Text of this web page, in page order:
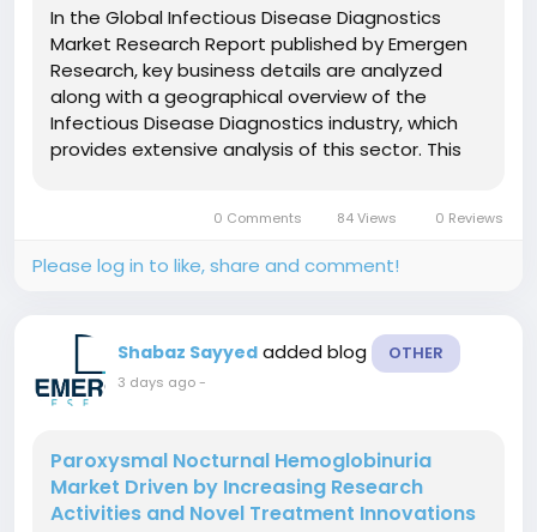
In the Global Infectious Disease Diagnostics
Market Research Report published by Emergen
Research, key business details are analyzed
along with a geographical overview of the
Infectious Disease Diagnostics industry, which
provides extensive analysis of this sector. This
both a qualitative and quantitative...
0 Comments 84 Views 0 Reviews
Please log in to like, share and comment!
Shabaz Sayyed added blog OTHER
3 days ago-
Paroxysmal Nocturnal Hemoglobinuria
Market Driven by Increasing Research
Activities and Novel Treatment Innovations